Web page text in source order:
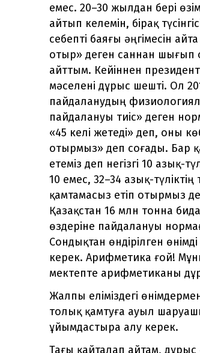
емес. 20–30 жылдан бері
айтып келемін, бірақ
себепті баяғы әңгімесін
отыр» деген саннан шығып
айттым. Кейіннен
мәселені дұрыс шешті. Ол
пайдаланудың
пайдалануы тиіс» деген
«45 келі жетеді» деп, оны
отырмыз» деп соғады. Бар
етеміз деп негізгі 10 азық-
10 емес, 32–34 азық-
қамтамасыз етіп отырмыз
Қазақстан 16 млн тонна
өздеріне пайдалануы
Сондықтан өндірілген
керек. Арифметика ғой!
мектепте арифметиканы
Жалпы еліміздегі
толық қамтуға ауыл
ұйымдастыра алу керек.
Тағы қайталап айтам,